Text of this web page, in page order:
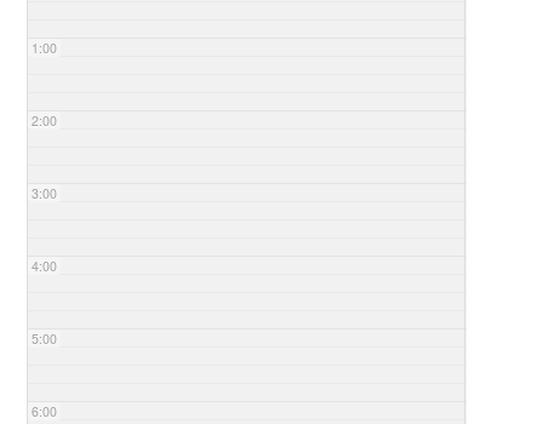
1:00
2:00
3:00
4:00
5:00
6:00